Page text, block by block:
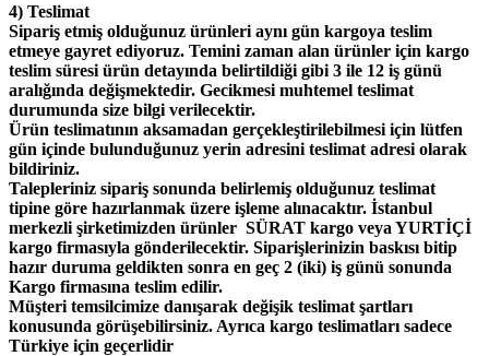
4) Teslimat
Sipariş etmiş olduğunuz ürünleri aynı gün kargoya teslim
etmeye gayret ediyoruz. Temini zaman alan ürünler için kargo
teslim süresi ürün detayında belirtildiği gibi 3 ile 12 iş günü
aralığında değişmektedir. Gecikmesi muhtemel teslimat
durumunda size bilgi verilecektir.
Ürün teslimatının aksamadan gerçekleştirilebilmesi için lütfen
gün içinde bulunduğunuz yerin adresini teslimat adresi olarak
bildiriniz.
Talepleriniz sipariş sonunda belirlemiş olduğunuz teslimat
tipine göre hazırlanmak üzere işleme alınacaktır. İstanbul
merkezli şirketimizden ürünler SÜRAT kargo veya YURTİÇİ
kargo firmasıyla gönderilecektir. Siparişlerinizin baskısı bitip
hazır duruma geldikten sonra en geç 2 (iki) iş günü sonunda
Kargo firmasına teslim edilir.
Müşteri temsilcimize danışarak değişik teslimat şartları
konusunda görüşebilirsiniz. Ayrıca kargo teslimatları sadece
Türkiye için geçerlidir